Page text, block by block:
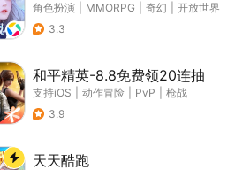
角色扮演 MMORPG 奇幻
开放世界
3.3
和平精英-8.8免费领20连抽
支持iOS 动作冒险 PvP
枪战
3.9
天天酷跑